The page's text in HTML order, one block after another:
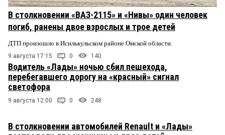
В столкновении «ВАЗ-2115» и «Нивы» один человек
погиб, ранены двое взрослых и трое детей
ДТП произошло в Исилькульском районе Омской области.
9 августа 17:15 0 140
Водитель «Лады» ночью сбил пешехода,
перебегавшего дорогу на «красный» сигнал
светофора
9 августа 12:00 0 248
В столкновении автомобилей Renault и «Лады»